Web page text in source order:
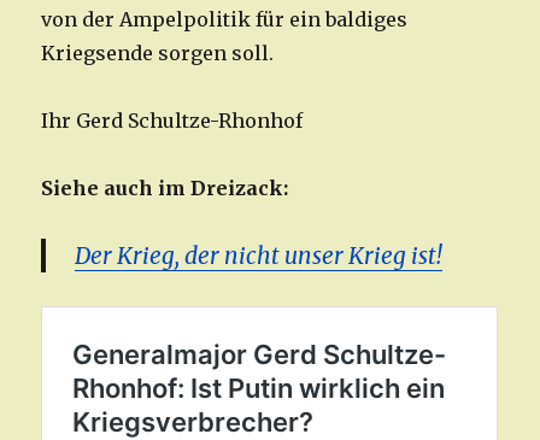
von der Ampelpolitik für ein baldiges
Kriegsende sorgen soll.
Ihr Gerd Schultze-Rhonhof
Siehe auch im Dreizack:
Der Krieg, der nicht unser Krieg ist!